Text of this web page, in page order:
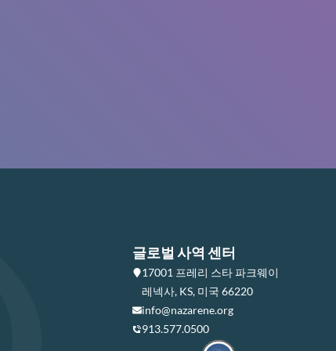
글로벌 사역 센터
17001 프레리 스타 파크웨이
레넥사, KS, 미국 66220
info@nazarene.org
913.577.0500